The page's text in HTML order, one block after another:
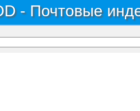
- Почтовые